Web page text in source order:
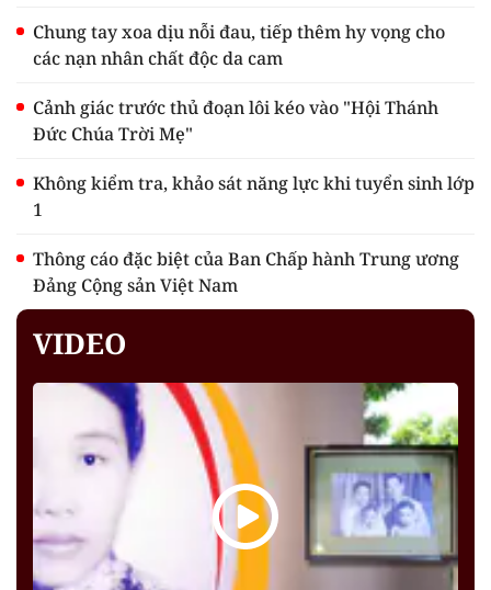
Chung tay xoa dịu nỗi đau, tiếp thêm hy vọng cho
các nạn nhân chất độc da cam
Cảnh giác trước thủ đoạn lôi kéo vào "Hội Thánh
Đức Chúa Trời Mẹ"
Không kiểm tra, khảo sát năng lực khi tuyển sinh lớp
1
Thông cáo đặc biệt của Ban Chấp hành Trung ương
Đảng Cộng sản Việt Nam
VIDEO